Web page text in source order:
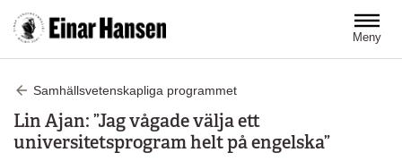
Meny
Samhällsvetenskapliga programmet
Lin Ajan: ”Jag vågade välja ett
universitetsprogram helt på engelska”